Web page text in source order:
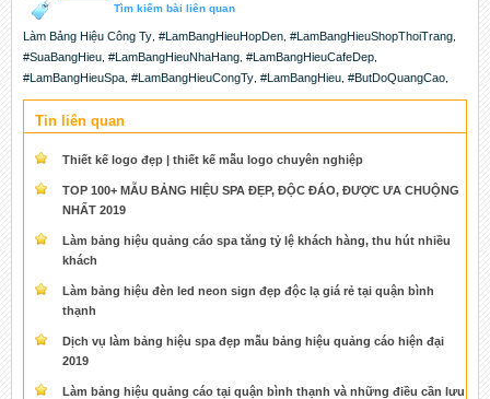
Tìm kiếm bài liên quan
Làm Bảng Hiệu Công Ty #LamBangHieuHopDen #LamBangHieuShopThoiTrang
#SuaBangHieu #LamBangHieuNhaHang #LamBangHieuCafeDep
#LamBangHieuSpa #LamBangHieuCongTy #LamBangHieu #ButDoQuangCao
Tin liên quan
Thiết kế logo đẹp | thiết kế mẫu logo chuyên nghiệp
TOP 100+ MẪU BẢNG HIỆU SPA ĐẸP, ĐỘC ĐÁO, ĐƯỢC ƯA CHUỘNG
NHẤT 2019
Làm bảng hiệu quảng cáo spa tăng tỷ lệ khách hàng, thu hút nhiều
khách
Làm bảng hiệu đèn led neon sign đẹp độc lạ giá rẻ tại quận bình
thạnh
Dịch vụ làm bảng hiệu spa đẹp mẫu bảng hiệu quảng cáo hiện đại
2019
Làm bảng hiệu quảng cáo tại quận bình thạnh và những điều cần lưu